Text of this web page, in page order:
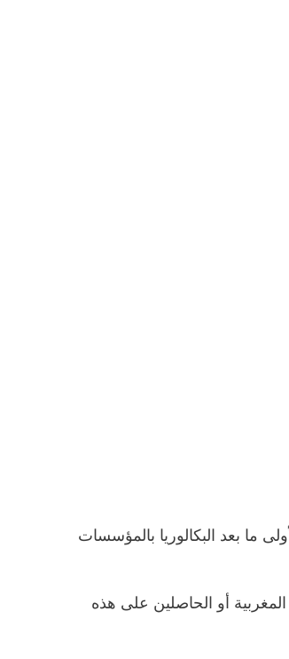
ما بعد البكالوريا بالمؤسسات
المغربية أو الحاصلين على هذه